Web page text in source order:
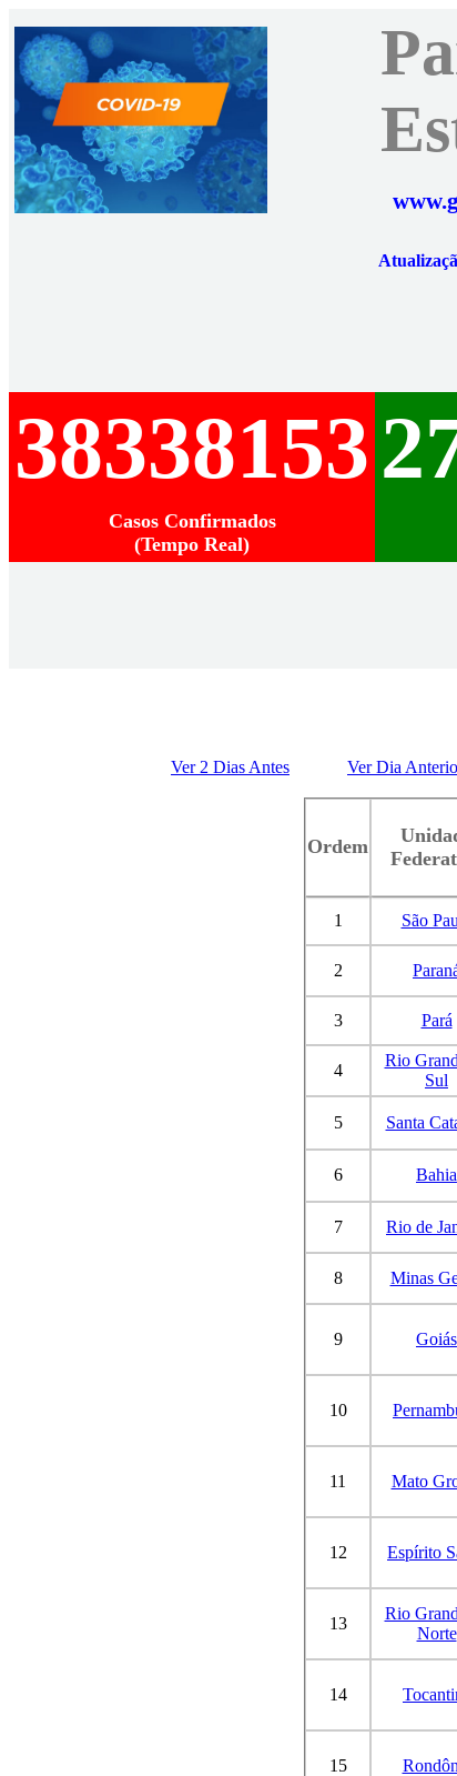
38338153
Casos Confirmados
(Tempo Real)
Ver 2 Dias Antes Ver Dia
Ordem
1 São
2
3 Pará
4
Rio
Sul
5 Santa
6 Bahia
7 Rio de
8 Minas
9 Goiás
10
11 Mato
12 Espírito
13
Rio
Norte
14
15